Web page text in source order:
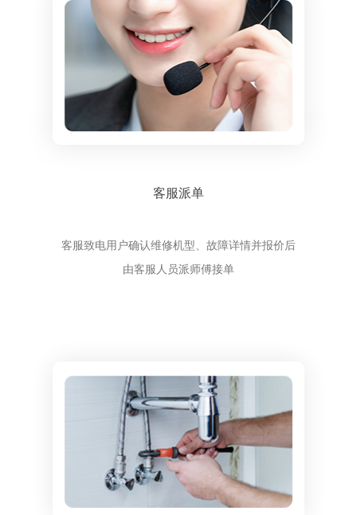
客服派单
客服致电用户确认维修机型、故障详情并报价后
由客服人员派师傅接单